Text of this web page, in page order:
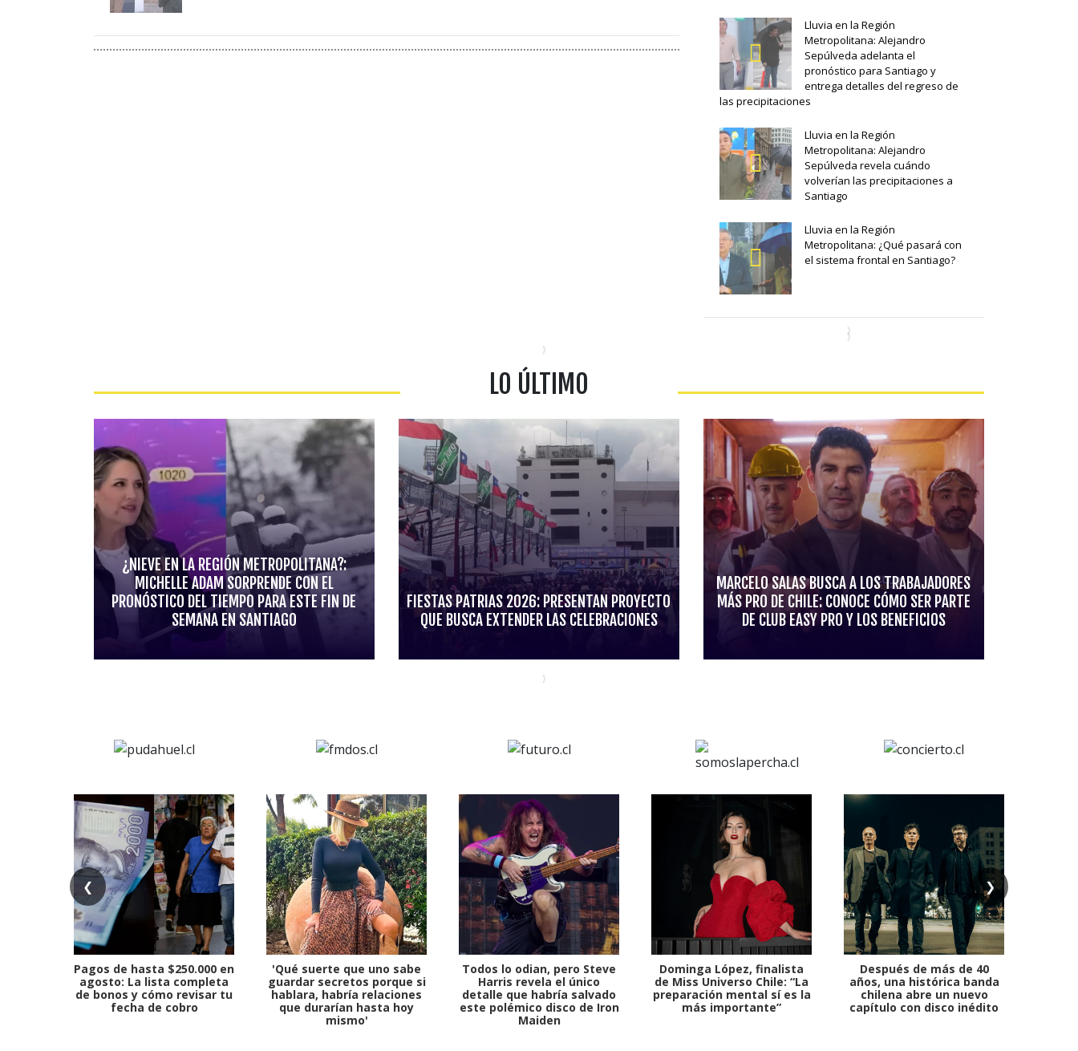
Lluvia en la Región
Metropolitana: Alejandro
Sepúlveda adelanta el
pronóstico para Santiago y
entrega detalles del regreso de
las precipitaciones
Lluvia en la Región
Metropolitana: Alejandro
Sepúlveda revela cuándo
volverían las precipitaciones a
Santiago
Lluvia en la Región
Metropolitana: ¿Qué pasará con
el sistema frontal en Santiago?
LO ÚLTIMO
¿NIEVE EN LA REGIÓN METROPOLITANA?:
MICHELLE ADAM SORPRENDE CON EL
PRONÓSTICO DEL TIEMPO PARA ESTE FIN DE
SEMANA EN SANTIAGO
FIESTAS PATRIAS 2026: PRESENTAN PROYECTO
QUE BUSCA EXTENDER LAS CELEBRACIONES
MARCELO SALAS BUSCA A LOS TRABAJADORES
MÁS PRO DE CHILE: CONOCE CÓMO SER PARTE
DE CLUB EASY PRO Y LOS BENEFICIOS
❮ ❯
Pagos de hasta $250.000 en
agosto: La lista completa
de bonos y cómo revisar tu
fecha de cobro
'Qué suerte que uno sabe
guardar secretos porque si
hablara, habría relaciones
que durarían hasta hoy
mismo'
Todos lo odian, pero Steve
Harris revela el único
detalle que habría salvado
este polémico disco de Iron
Maiden
Dominga López, finalista
de Miss Universo Chile: “La
preparación mental sí es la
más importante”
Después de más de 40
años, una histórica banda
chilena abre un nuevo
capítulo con disco inédito
1997 — 2026
© PRISA MEDIA CORP SPA.
Producción musical Cadena Ser, España 2026.
CONTACTO COMERCIAL